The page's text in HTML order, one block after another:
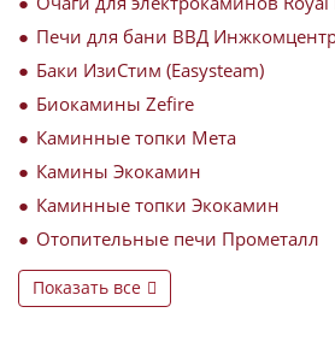
Печи для бани ВВД
Баки ИзиСтим (Easysteam)
Биокамины Zefire
Каминные топки Мета
Камины Экокамин
Каминные топки Экокамин
Отопительные печи Прометалл
Показать все